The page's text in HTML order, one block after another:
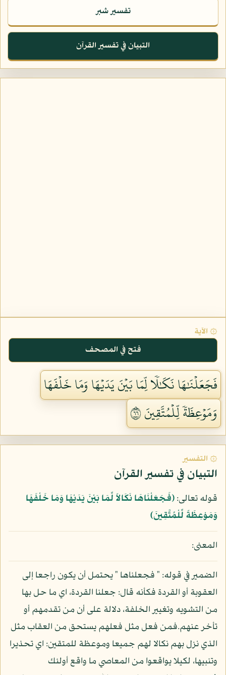
تفسير شبر
التبيان في تفسير القرآن
۞ الآية
فتح في المصحف
فَجَعَلۡنَٰهَا نَكَٰلٗا لِّمَا بَيۡنَ يَدَيۡهَا وَمَا خَلۡفَهَا
وَمَوۡعِظَةٗ لِّلۡمُتَّقِينَ ٦٦
۞ التفسير
التبيان في تفسير القرآن
قوله تعالى:﴿فَجَعَلْنَاهَا نَكَالاً لِّمَا بَيْنَ يَدَيْهَا وَمَا خَلْفَهَا
وَمَوْعِظَةً لِّلْمُتَّقِينَ﴾
المعنى:
الضمير في قوله: " فجعلناها " يحتمل أن يكون راجعا إلى
العقوبة أو القردة فكأنه قال: جعلنا القردة، اي ما حل بها
من التشويه وتغيير الخلفة، دلالة على أن من تقدمهم أو
تأخر عنهم.فمن فعل مثل فعلهم يستحق من العقاب مثل
الذي نزل بهم نكالا لهم جميعا وموعظة للمتقين: اي تحذيرا
وتنبيها، لكيلا يواقعوا من المعاصي ما واقع أولئك